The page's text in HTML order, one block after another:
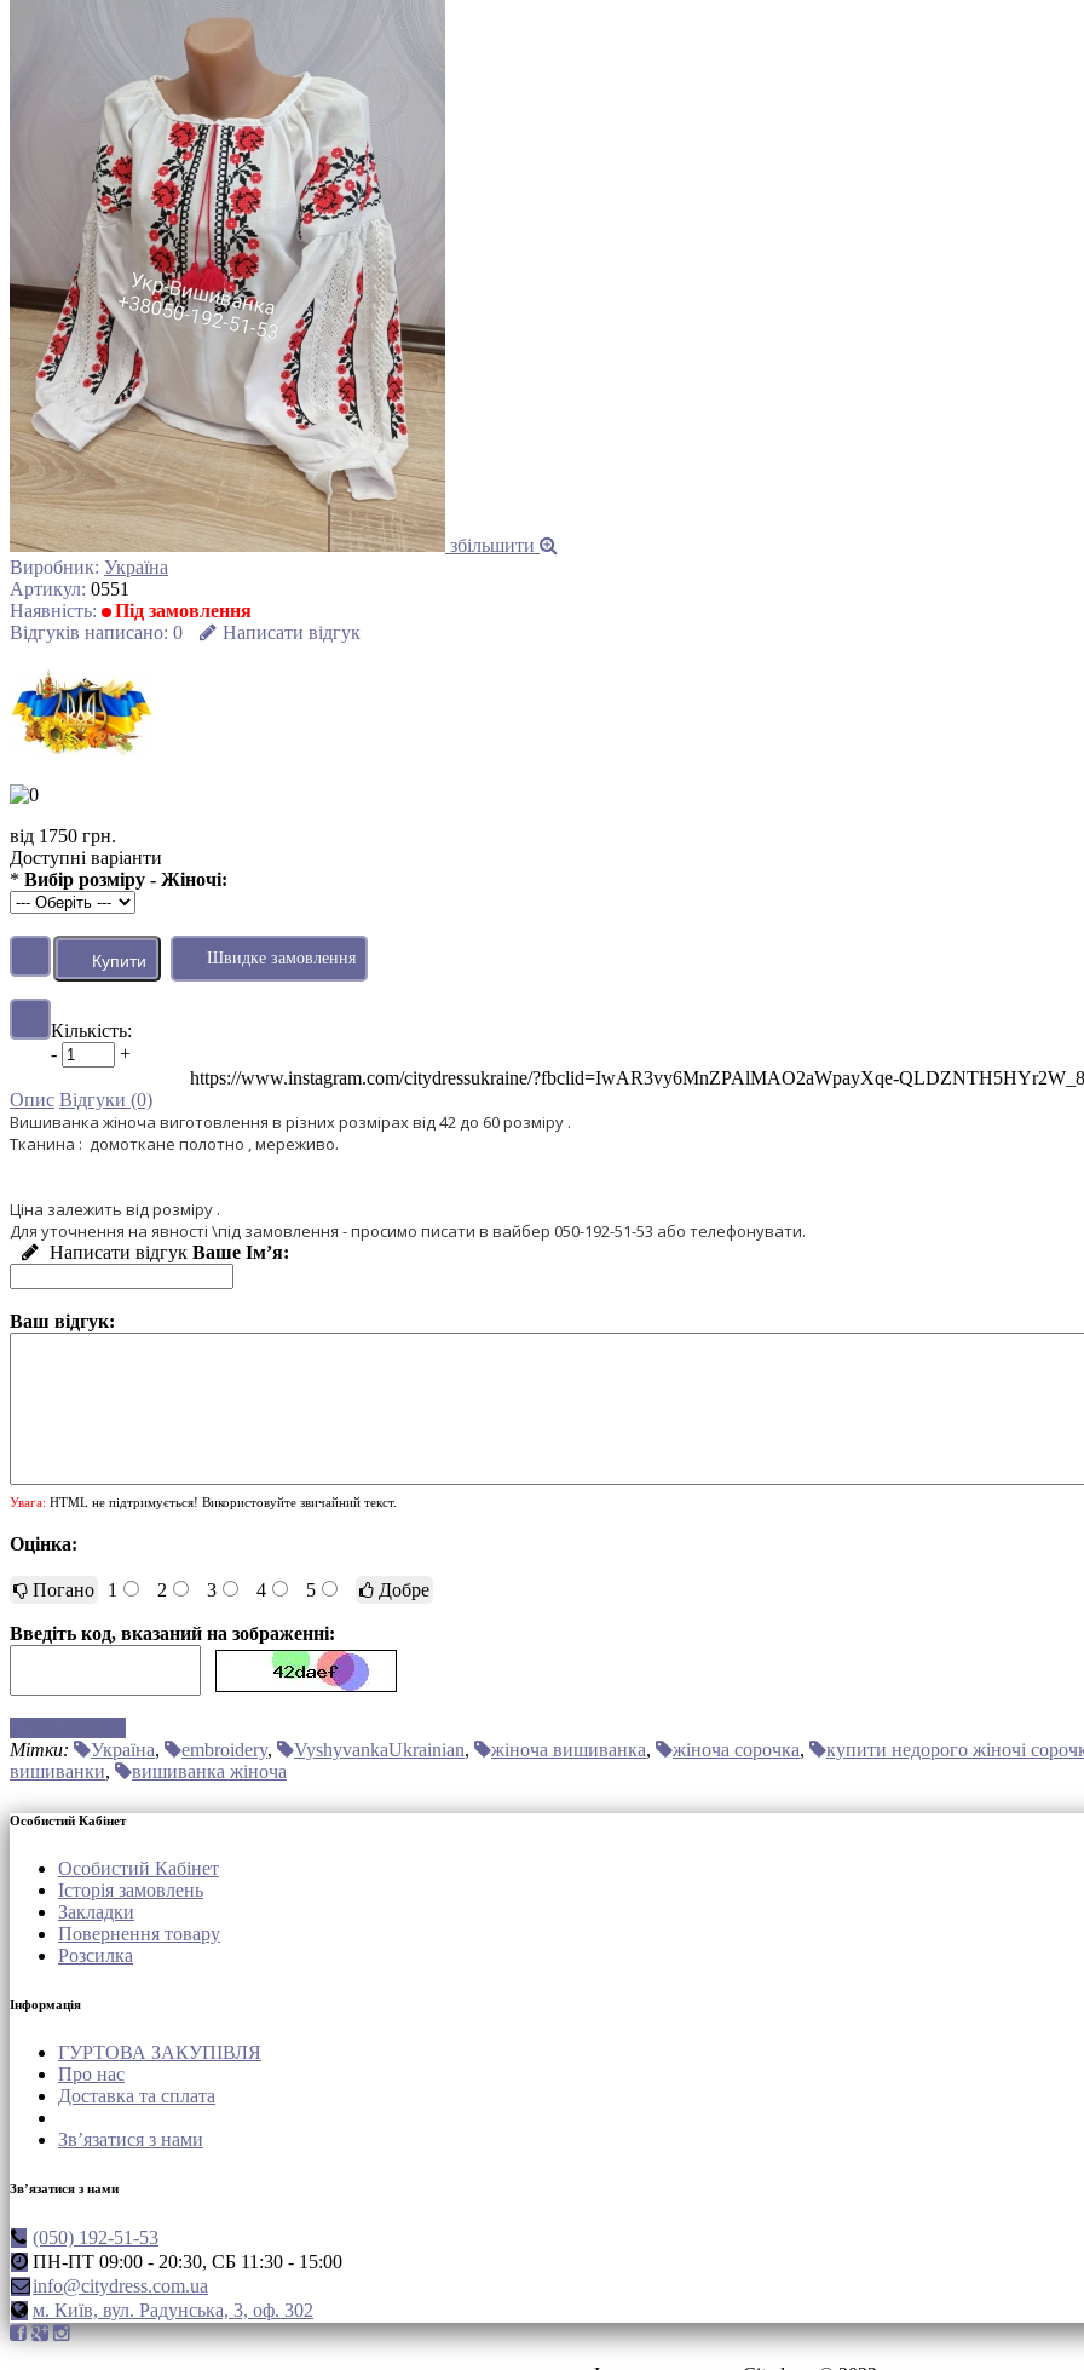
збільшити
Виробник: Україна
Артикул: 0551
Наявність:
Під замовлення
Відгуків написано: 0 Написати відгук
від 1750 грн.
Доступні варіанти
* Вибір розміру - Жіночі:
Швидке замовлення
Кількість:
-
+
https://www.instagram.com/citydressukraine/?fbclid=IwAR3vy6MnZPAlMAO2aWpayXqe-
Опис Відгуки (0)
Вишиванка жіноча виготовлення в різних розмірах від 42 до 60 розміру .
Тканина : домоткане полотно , мереживо.
Ціна залежить від розміру .
Для уточнення на явності \під замовлення - просимо писати в вайбер 050-192-51-53 або телефонувати.
Написати відгук Ваше Ім’я:
Ваш відгук:
Увага: HTML не підтримується! Використовуйте звичайний текст.
Оцінка:
Погано 1 2 3 4 5 Добре
Введіть код, вказаний на зображенні:
Мітки:
Україна, embroidery, VyshyvankaUkrainian, жіноча вишиванка, жіноча сорочка, купити недорого жіночі
вишиванки, вишиванка жіноча
Особистий Кабінет
Особистий Кабінет
Історія замовлень
Закладки
Повернення товару
Розсилка
Інформація
ГУРТОВА ЗАКУПІВЛЯ
Про нас
Доставка та сплата
Зв’язатися з нами
Зв’язатися з нами
(050) 192-51-53
ПН-ПТ 09:00 - 20:30, СБ 11:30 - 15:00
info@citydress.com.ua
м. Київ, вул. Радунська, 3, оф. 302